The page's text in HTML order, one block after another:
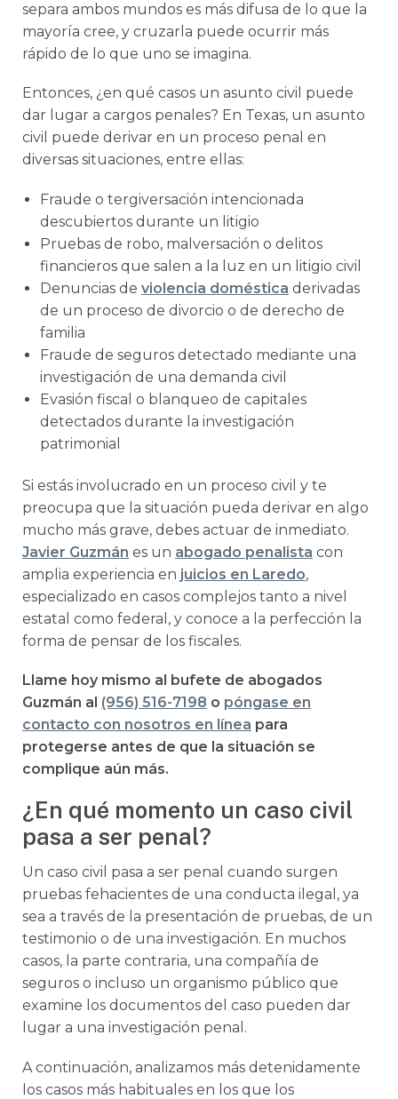
separa ambos mundos es más difusa de lo que la
mayoría cree, y cruzarla puede ocurrir más
rápido de lo que uno se imagina.
Entonces, ¿en qué casos un asunto civil puede
dar lugar a cargos penales? En Texas, un asunto
civil puede derivar en un proceso penal en
diversas situaciones, entre ellas:
Fraude o tergiversación intencionada
descubiertos durante un litigio
Pruebas de robo, malversación o delitos
financieros que salen a la luz en un litigio civil
Denuncias de violencia doméstica derivadas
de un proceso de divorcio o de derecho de
familia
Fraude de seguros detectado mediante una
investigación de una demanda civil
Evasión fiscal o blanqueo de capitales
detectados durante la investigación
patrimonial
Si estás involucrado en un proceso civil y te
preocupa que la situación pueda derivar en algo
mucho más grave, debes actuar de inmediato.
Javier Guzmán es un abogado penalista con
amplia experiencia en juicios en Laredo,
especializado en casos complejos tanto a nivel
estatal como federal, y conoce a la perfección la
forma de pensar de los fiscales.
Llame hoy mismo al bufete de abogados
Guzmán al (956) 516-7198 o póngase en
contacto con nosotros en línea para
protegerse antes de que la situación se
complique aún más.
¿En qué momento un caso civil
pasa a ser penal?
Un caso civil pasa a ser penal cuando surgen
pruebas fehacientes de una conducta ilegal, ya
sea a través de la presentación de pruebas, de un
testimonio o de una investigación. En muchos
casos, la parte contraria, una compañía de
seguros o incluso un organismo público que
examine los documentos del caso pueden dar
lugar a una investigación penal.
A continuación, analizamos más detenidamente
los casos más habituales en los que los